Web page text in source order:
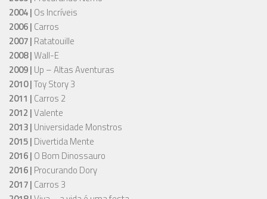
2004 | Os Incríveis
2006 | Carros
2007 | Ratatouille
2008 |Wall-E
2009 | Up – Altas Aventuras
2010 |Toy Story 3
2011 | Carros 2
2012 |Valente
2013 | Universidade Monstros
2015 | Divertida Mente
2016 | O Bom Dinossauro
2016 | Procurando Dory
2017 | Carros 3